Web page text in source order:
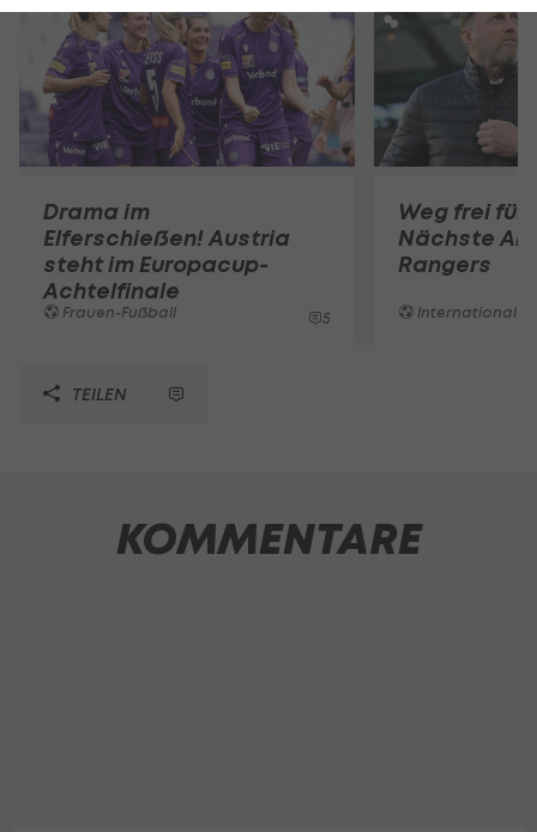
Drama im
Elferschießen! Austria
steht im Europacup-
Achtelfinale
Frauen-Fußball 5
Weg frei für
Nächste
Rangers
International
TEILEN
KOMMENTARE